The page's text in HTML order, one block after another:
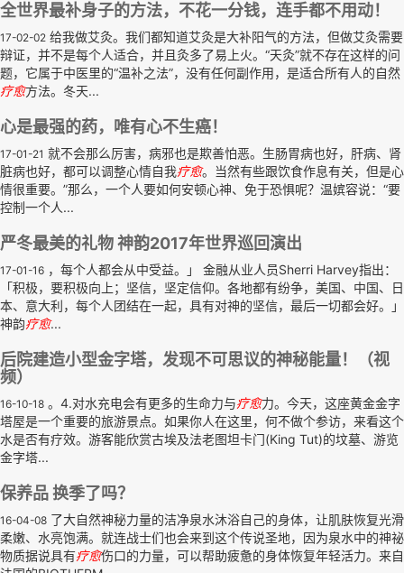
全世界最补身子的方法，不花一分钱，连手都不用动！
17-02-02 给我做艾灸。我们都知道艾灸是大补阳气的方法，但做艾灸需要
辩证，并不是每个人适合，并且灸多了易上火。“天灸”就不存在这样的问
题，它属于中医里的“温补之法”，没有任何副作用，是适合所有人的自然
疗愈方法。冬天...
心是最强的药，唯有心不生癌！
17-01-21 就不会那么厉害，病邪也是欺善怕恶。生肠胃病也好，肝病、肾
脏病也好，都可以调整心情自我疗愈。当然有些跟饮食作息有关，但是心
情很重要。”那么，一个人要如何安顿心神、免于恐惧呢？温嫔容说：“要
控制一个人...
严冬最美的礼物 神韵2017年世界巡回演出
17-01-16 ，每个人都会从中受益。」 金融从业人员Sherri Harvey指出：
「积极，要积极向上；坚信，坚定信仰。各地都有纷争，美国、中国、日
本、意大利，每个人团结在一起，具有对神的坚信，最后一切都会好。」
神韵疗愈...
后院建造小型金字塔，发现不可思议的神秘能量！（视
频）
16-10-18 。4.对水充电会有更多的生命力与疗愈力。今天，这座黄金金字
塔屋是一个重要的旅游景点。如果你人在这里，何不做个参访，来看这个
水是否有疗效。游客能欣赏古埃及法老图坦卡门(King Tut)的坟墓、游览
金字塔...
保养品 换季了吗？
16-04-08 了大自然神秘力量的洁净泉水沐浴自己的身体，让肌肤恢复光滑
柔嫩、水亮饱满。就连战士们也会来到这个传说圣地，因为泉水中的神祕
物质据说具有疗愈伤口的力量，可以帮助疲惫的身体恢复年轻活力。来自